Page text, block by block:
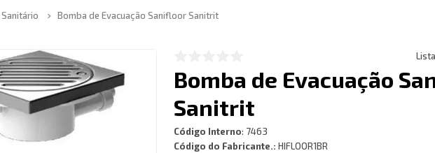
Bomba de Evacuação Sanifloor Sanitrit
Bomba de Evacuação
Sanitrit
Código Interno: 7463
Código do Fabricante.: HIFLOOR1BR